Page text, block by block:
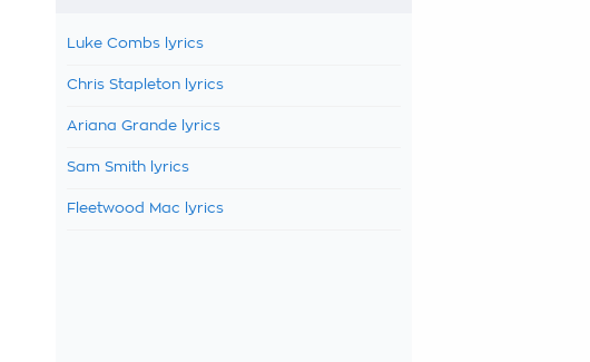
Luke Combs lyrics
Chris Stapleton lyrics
Ariana Grande lyrics
Sam Smith lyrics
Fleetwood Mac lyrics